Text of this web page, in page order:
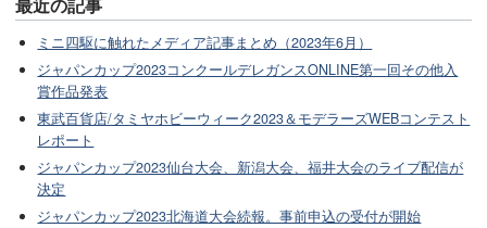
最近の記事
ミニ四駆に触れたメディア記事まとめ（2023年6月）
ジャパンカップ2023コンクールデレガンスONLINE第一回その他入
賞作品発表
東武百貨店/タミヤホビーウィーク2023＆モデラーズWEBコンテスト
レポート
ジャパンカップ2023仙台大会、新潟大会、福井大会のライブ配信が
決定
ジャパンカップ2023北海道大会続報。事前申込の受付が開始